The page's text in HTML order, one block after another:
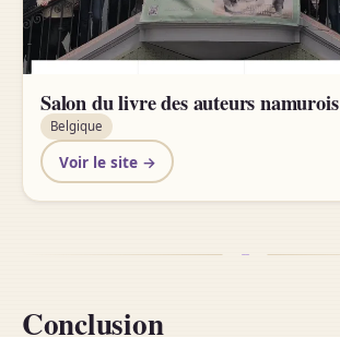
Salon du livre des auteurs namurois
Belgique
Voir le site →
Conclusion